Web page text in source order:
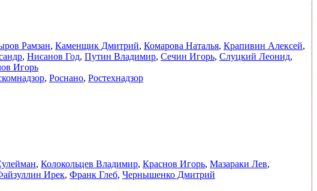
Рамзан, Каменщик Дмитрий, Комарова Наталья, Крапивин Алексей,
, Нисанов Год, Путин Владимир, Сечин Игорь, Слуцкий Леонид,
Игорь
, Роснано, Ростехнадзор
, Колокольцев Владимир, Краснов Игорь, Мазараки Лев,
Ирек, Франк Глеб, Чернышенко Дмитрий